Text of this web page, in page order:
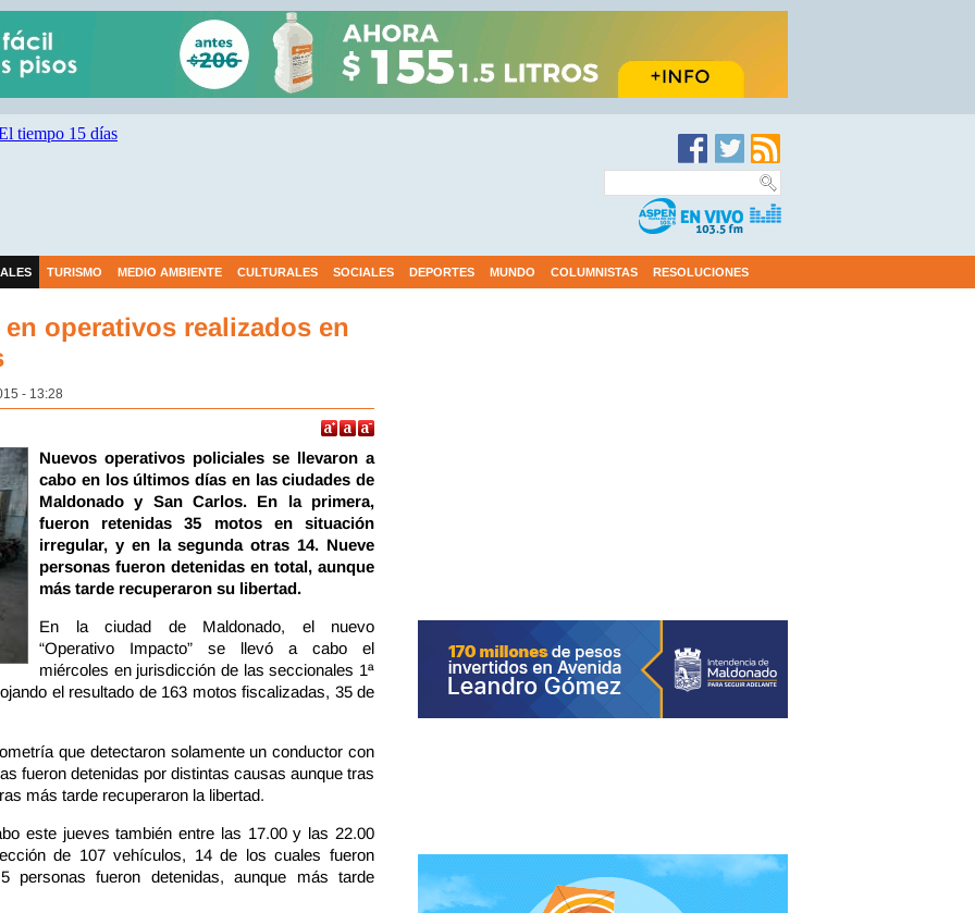
TURISMO MEDIO AMBIENTE CULTURALES SOCIALES DEPORTES MUNDO COLUMNISTAS RESOLUCIONES
operativos realizados en
- 13:28
Nuevos operativos policiales se llevaron a
cabo en los últimos días en las ciudades de
Maldonado y San Carlos. En la primera,
fueron retenidas 35 motos en situación
irregular, y en la segunda otras 14. Nueve
personas fueron detenidas en total, aunque
más tarde recuperaron su libertad.
En la ciudad de Maldonado, el nuevo
“Operativo Impacto” se llevó a cabo el
miércoles en jurisdicción de las seccionales 1ª
el resultado de 163 motos fiscalizadas, 35 de
que detectaron solamente un conductor con
fueron detenidas por distintas causas aunque tras
más tarde recuperaron la libertad.
este jueves también entre las 17.00 y las 22.00
de 107 vehículos, 14 de los cuales fueron
personas fueron detenidas, aunque más tarde